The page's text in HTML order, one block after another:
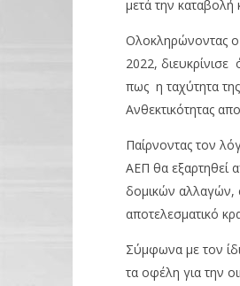
μετά την καταβολή
Ολοκληρώνοντας ο
2022, διευκρίνισε
πως η ταχύτητα
Ανθεκτικότητας
Παίρνοντας τον
ΑΕΠ θα εξαρτηθεί
δομικών αλλαγών,
αποτελεσματικό
Σύμφωνα με τον
τα οφέλη για την